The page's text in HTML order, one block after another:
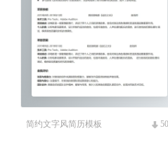
简约文字风简历模板